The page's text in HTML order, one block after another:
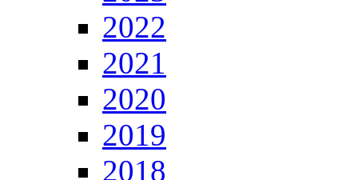
2022
2021
2020
2019
2018